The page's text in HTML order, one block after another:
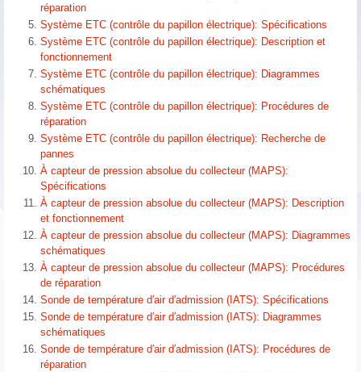
réparation
Système ETC (contrôle du papillon électrique): Spécifications
Système ETC (contrôle du papillon électrique): Description et
fonctionnement
Système ETC (contrôle du papillon électrique): Diagrammes
schématiques
Système ETC (contrôle du papillon électrique): Procédures de
réparation
Système ETC (contrôle du papillon électrique): Recherche de
pannes
À capteur de pression absolue du collecteur (MAPS):
Spécifications
À capteur de pression absolue du collecteur (MAPS): Description
et fonctionnement
À capteur de pression absolue du collecteur (MAPS): Diagrammes
schématiques
À capteur de pression absolue du collecteur (MAPS): Procédures
de réparation
Sonde de température d′air d′admission (IATS): Spécifications
Sonde de température d′air d′admission (IATS): Diagrammes
schématiques
Sonde de température d′air d′admission (IATS): Procédures de
réparation